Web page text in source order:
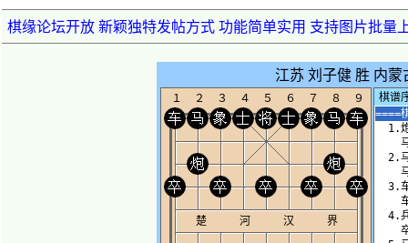
棋缘论坛开放 新颖独特发帖方式 功能简单实用 支持图片批量